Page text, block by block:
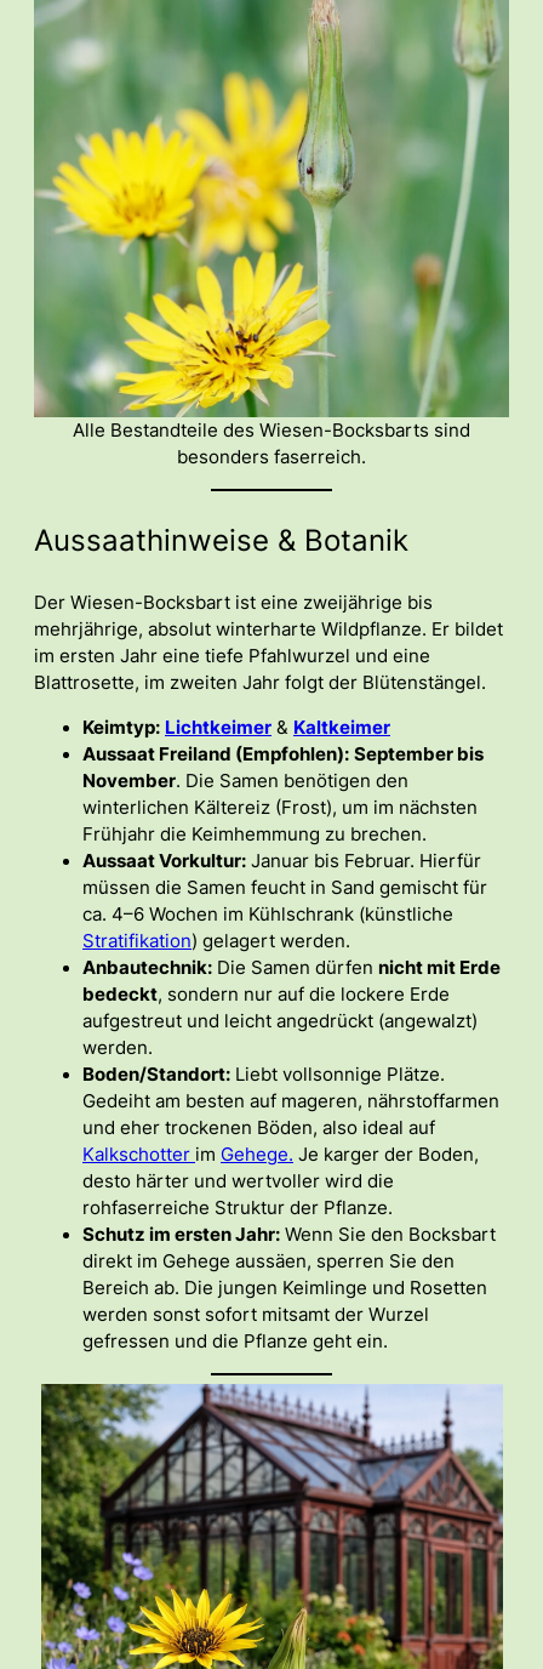
Alle Bestandteile des Wiesen-Bocksbarts sind
besonders faserreich.
Aussaathinweise & Botanik
Der Wiesen-Bocksbart ist eine zweijährige bis
mehrjährige, absolut winterharte Wildpflanze. Er bildet
im ersten Jahr eine tiefe Pfahlwurzel und eine
Blattrosette, im zweiten Jahr folgt der Blütenstängel.
Keimtyp: Lichtkeimer & Kaltkeimer
Aussaat Freiland (Empfohlen): September bis
November. Die Samen benötigen den
winterlichen Kältereiz (Frost), um im nächsten
Frühjahr die Keimhemmung zu brechen.
Aussaat Vorkultur: Januar bis Februar. Hierfür
müssen die Samen feucht in Sand gemischt für
ca. 4–6 Wochen im Kühlschrank (künstliche
Stratifikation) gelagert werden.
Anbautechnik: Die Samen dürfen nicht mit Erde
bedeckt, sondern nur auf die lockere Erde
aufgestreut und leicht angedrückt (angewalzt)
werden.
Boden/Standort: Liebt vollsonnige Plätze.
Gedeiht am besten auf mageren, nährstoffarmen
und eher trockenen Böden, also ideal auf
Kalkschotter im Gehege. Je karger der Boden,
desto härter und wertvoller wird die
rohfaserreiche Struktur der Pflanze.
Schutz im ersten Jahr: Wenn Sie den Bocksbart
direkt im Gehege aussäen, sperren Sie den
Bereich ab. Die jungen Keimlinge und Rosetten
werden sonst sofort mitsamt der Wurzel
gefressen und die Pflanze geht ein.